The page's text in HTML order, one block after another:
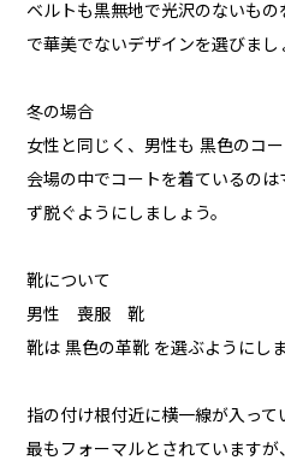
ベルトも黒無地で光沢のないも
で華美でないデザインを選びまし
冬の場合
女性と同じく、男性も 黒色のコ
会場の中でコートを着ているの
ず脱ぐようにしましょう。
靴について
男性 喪服 靴
靴は 黒色の革靴 を選ぶようにしま
指の付け根付近に横一線が入っ
最もフォーマルとされています